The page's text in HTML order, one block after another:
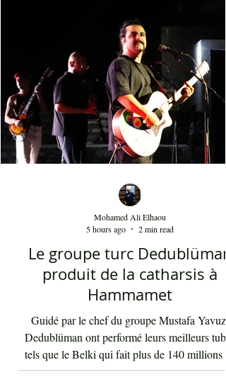
April 2018(3)3 posts
March 2018(2)2 posts
Le groupe turc Dedublüman
produit de la catharsis à
Hammamet
Guidé par le chef du groupe Mustafa Yavuz,
Mohamed Ali Elhaou
5 hours ago
2 min read